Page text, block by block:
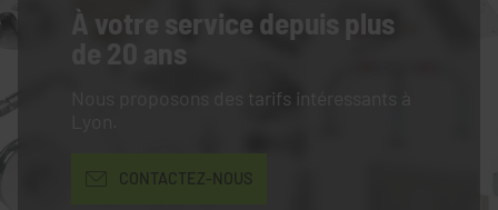
À votre service depuis plus
de 20 ans
Nous proposons des tarifs intéressants à
CONTACTEZ-NOUS